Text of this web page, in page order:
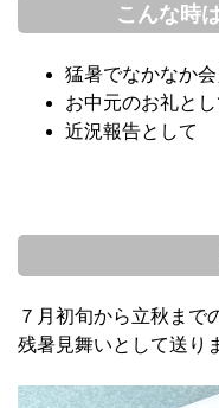
こんな時
猛暑でなかなか
お中元のお礼とし
近況報告として
７月初旬から立秋まで
残暑見舞いとして送り